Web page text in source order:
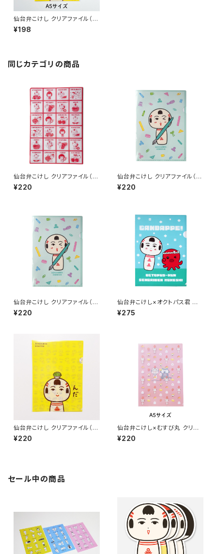
仙台弁こけし クリアファイル（ず
んだもづ・A5）
¥198
同じカテゴリの商品
仙台弁こけし クリアファイル（レ
トロ・A6）
¥220
仙台弁こけし クリアファイル（文
具だっちゃ・A4）
¥220
仙台弁こけし クリアファイル（文
具だっちゃ・A5）
¥220
仙台弁こけし×オクトパス君 クリ
アファイル
¥275
仙台弁こけし クリアファイル（ず
んだもづ）
¥220
仙台弁こけし×むすび丸 クリア
ファイル（A5）
¥220
セール中の商品